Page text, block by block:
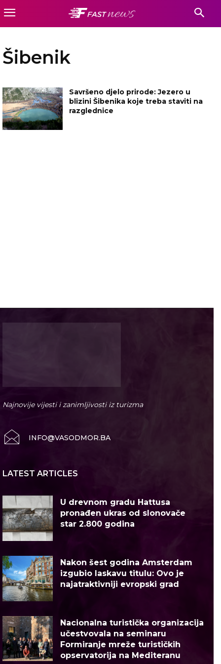
Šibenik
Savršeno djelo prirode: Jezero u
blizini Šibenika koje treba staviti na
razglednice
Najnovije vijesti i zanimljivosti iz turizma
INFO@VASODMOR.BA
LATEST ARTICLES
U drevnom gradu Hattusa
pronađen ukras od slonovače
star 2.800 godina
Nakon šest godina Amsterdam
izgubio laskavu titulu: Ovo je
najatraktivniji evropski grad
Nacionalna turistička organizacija
učestvovala na seminaru
Formiranje mreže turističkih
opservatorija na Mediteranu